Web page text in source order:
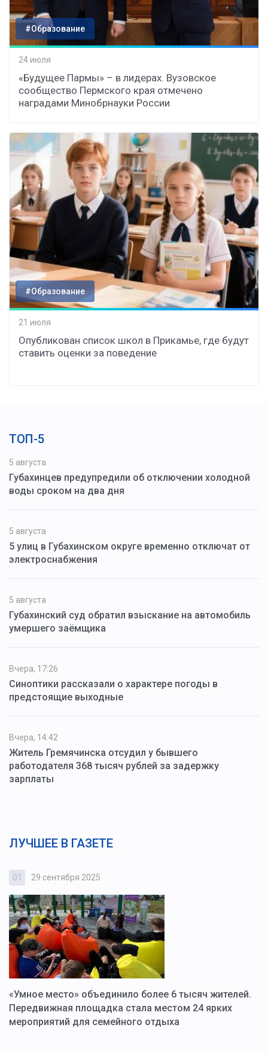
#Образование
24 июля
«Будущее Пармы» – в лидерах. Вузовское
сообщество Пермского края отмечено
наградами Минобрнауки России
#Образование
21 июля
Опубликован список школ в Прикамье, где будут
ставить оценки за поведение
ТОП-5
5 августа
Губахинцев предупредили об отключении холодной
воды сроком на два дня
5 августа
5 улиц в Губахинском округе временно отключат от
электроснабжения
5 августа
Губахинский суд обратил взыскание на автомобиль
умершего заёмщика
Вчера, 17:26
Синоптики рассказали о характере погоды в
предстоящие выходные
Вчера, 14:42
Житель Гремячинска отсудил у бывшего
работодателя 368 тысяч рублей за задержку
зарплаты
ЛУЧШЕЕ В ГАЗЕТЕ
01 29 сентября 2025
«Умное место» объединило более 6 тысяч жителей.
Передвижная площадка стала местом 24 ярких
мероприятий для семейного отдыха